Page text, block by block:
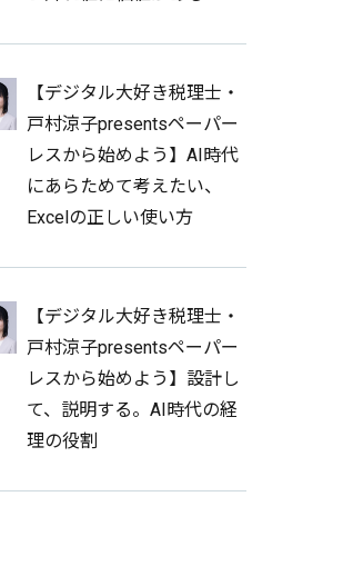
【デジタル大好き税理士・
戸村涼子presentsペーパー
レスから始めよう】AI時代
にあらためて考えたい、
Excelの正しい使い方
【デジタル大好き税理士・
戸村涼子presentsペーパー
レスから始めよう】設計し
て、説明する。AI時代の経
理の役割